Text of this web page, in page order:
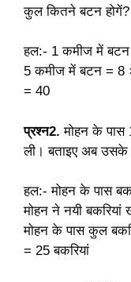
कुल कितने बटन होगें?
हल:- 1 कमीज में
5 कमीज में बटन = 8
= 40
प्रश्न2. मोहन के पास
ली। बताइए अब उसके
हल:- मोहन के पास
मोहन ने नयी बकरियां
मोहन के पास कुल
= 25 बकरियां